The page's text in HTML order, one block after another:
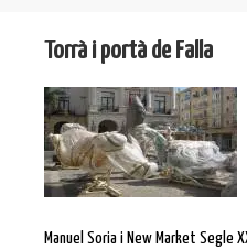
Torrà i portà de Falla
Manuel Soria i New Market Segle